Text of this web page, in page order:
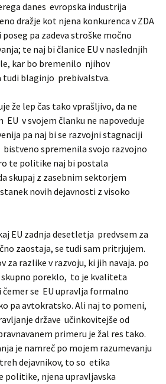
danes evropska industrija
dražje kot njena konkurenca v ZDA
pa zadeva stroške močno
te naj bi članice EU v naslednjih
kar bo bremenilo njihov
tudi blaginjo prebivalstva.
že lep čas tako vprašljivo, da ne
EU v svojem članku ne napoveduje
pa naj bi se razvojni stagnaciji
spremenila svojo razvojno
te politike naj bi postala
skupaj z zasebnim sektorjem
novih dejavnosti z visoko
EU zadnja desetletja predvsem za
zaostaja, se tudi sam pritrjujem.
za razlike v razvoju, ki jih navaja. po
poreklo, to je kvaliteta
čemer se EU upravlja formalno
pa avtokratsko. Ali naj to pomeni,
države učinkovitejše od
primeru je žal res tako.
je namreč po mojem razumevanju
dejavnikov, to so etika
politike, njena upravljavska